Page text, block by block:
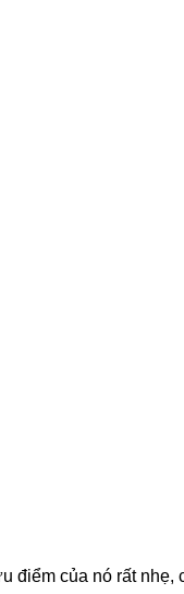
điểm của nó rất nhẹ,